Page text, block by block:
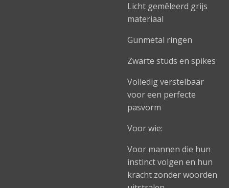
Licht gemêleerd grijs
materiaal
Gunmetal ringen
Zwarte studs en spikes
Volledig verstelbaar
voor een perfecte
pasvorm
Voor wie:
Voor mannen die hun
instinct volgen en hun
kracht zonder woorden